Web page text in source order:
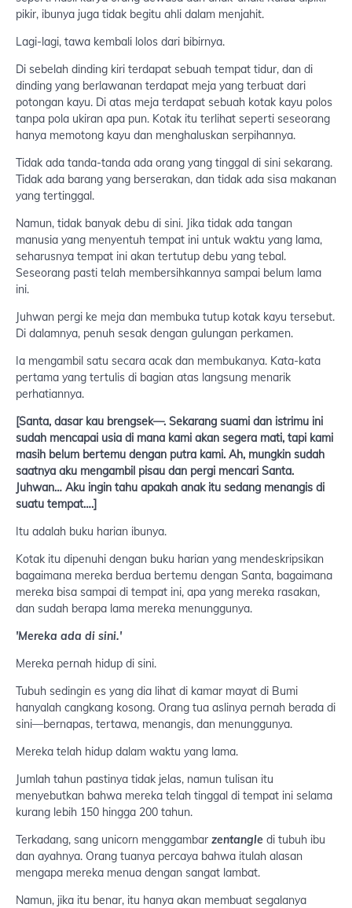
pikir, ibunya juga tidak begitu ahli dalam menjahit.
Lagi-lagi, tawa kembali lolos dari bibirnya.
Di sebelah dinding kiri terdapat sebuah tempat tidur, dan di
dinding yang berlawanan terdapat meja yang terbuat dari
potongan kayu. Di atas meja terdapat sebuah kotak kayu polos
tanpa pola ukiran apa pun. Kotak itu terlihat seperti seseorang
hanya memotong kayu dan menghaluskan serpihannya.
Tidak ada tanda-tanda ada orang yang tinggal di sini sekarang.
Tidak ada barang yang berserakan, dan tidak ada sisa makanan
yang tertinggal.
Namun, tidak banyak debu di sini. Jika tidak ada tangan
manusia yang menyentuh tempat ini untuk waktu yang lama,
seharusnya tempat ini akan tertutup debu yang tebal.
Seseorang pasti telah membersihkannya sampai belum lama
ini.
Juhwan pergi ke meja dan membuka tutup kotak kayu tersebut.
Di dalamnya, penuh sesak dengan gulungan perkamen.
Ia mengambil satu secara acak dan membukanya. Kata-kata
pertama yang tertulis di bagian atas langsung menarik
perhatiannya.
[Santa, dasar kau brengsek—. Sekarang suami dan istrimu ini
sudah mencapai usia di mana kami akan segera mati, tapi kami
masih belum bertemu dengan putra kami. Ah, mungkin sudah
saatnya aku mengambil pisau dan pergi mencari Santa.
Juhwan… Aku ingin tahu apakah anak itu sedang menangis di
suatu tempat….]
Itu adalah buku harian ibunya.
Kotak itu dipenuhi dengan buku harian yang mendeskripsikan
bagaimana mereka berdua bertemu dengan Santa, bagaimana
mereka bisa sampai di tempat ini, apa yang mereka rasakan,
dan sudah berapa lama mereka menunggunya.
'Mereka ada di sini.'
Mereka pernah hidup di sini.
Tubuh sedingin es yang dia lihat di kamar mayat di Bumi
hanyalah cangkang kosong. Orang tua aslinya pernah berada di
sini—bernapas, tertawa, menangis, dan menunggunya.
Mereka telah hidup dalam waktu yang lama.
Jumlah tahun pastinya tidak jelas, namun tulisan itu
menyebutkan bahwa mereka telah tinggal di tempat ini selama
kurang lebih 150 hingga 200 tahun.
Terkadang, sang unicorn menggambar zentangle di tubuh ibu
dan ayahnya. Orang tuanya percaya bahwa itulah alasan
mengapa mereka menua dengan sangat lambat.
Namun, jika itu benar, itu hanya akan membuat segalanya